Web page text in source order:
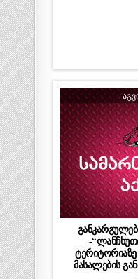
-
ტერიტორიაზე
მასალების